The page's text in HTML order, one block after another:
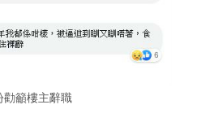
勸籲樓主辭職